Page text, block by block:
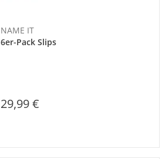
NAME IT
6er-Pack Slips
29,99 €